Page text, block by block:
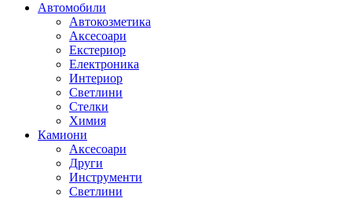
Автомобили
Автокозметика
Аксесоари
Екстериор
Електроника
Интериор
Светлини
Стелки
Химия
Камиони
Аксесоари
Други
Инструменти
Светлини